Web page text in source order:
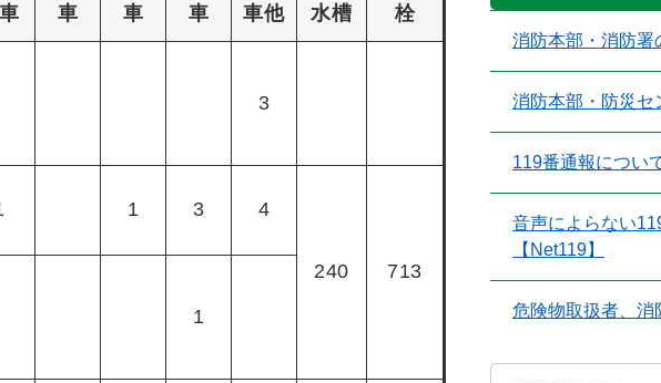
車
車
車
車他
水槽
栓
3
1 3 4
240 713
1
消防本部・消防署
消防本部・防災セ
119番通報につい
音声によらない
【Net119】
危険物取扱者、消